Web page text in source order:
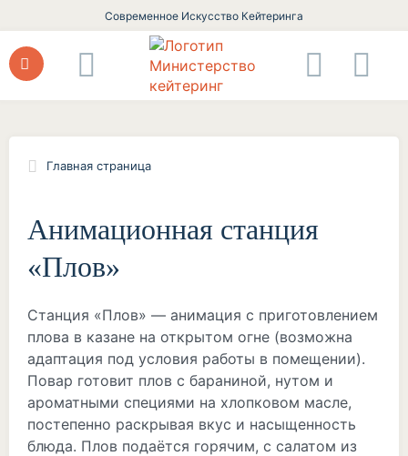
Современное Искусство Кейтеринга
Главная страница
Анимационная станция
«Плов»
Станция «Плов» — анимация с приготовлением
плова в казане на открытом огне (возможна
адаптация под условия работы в помещении).
Повар готовит плов с бараниной, нутом и
ароматными специями на хлопковом масле,
постепенно раскрывая вкус и насыщенность
блюда. Плов подаётся горячим, с салатом из